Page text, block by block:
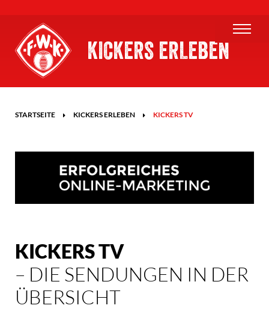
KICKERS ERLEBEN
STARTSEITE KICKERS ERLEBEN KICKERS TV
KICKERS TV
– DIE SENDUNGEN IN DER
ÜBERSICHT